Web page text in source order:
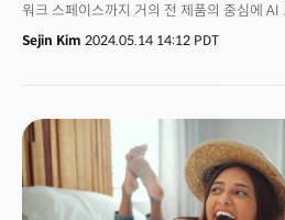
워크 스페이스까지 거의 전 제품의 중심에 AI
피차이 알파벳(구글 모회사) 최고경영자
개발자 컨퍼런스 ‘구글 I/O 2024’ 기조연설
(Multimodal, 다중모드) AI 및 음성 검색 기능
조직 개편에서 암시했듯 모바일 운영체제
등 모바일 제품에 주력하던 이전 IO와 달리
맞췄다. 특히 이날 '구글 AI 실세'로 올라선 데
데뷔했다. 구글은 검색엔진 부동의 1위지만
Sejin Kim 2024.05.14 14:12 PDT